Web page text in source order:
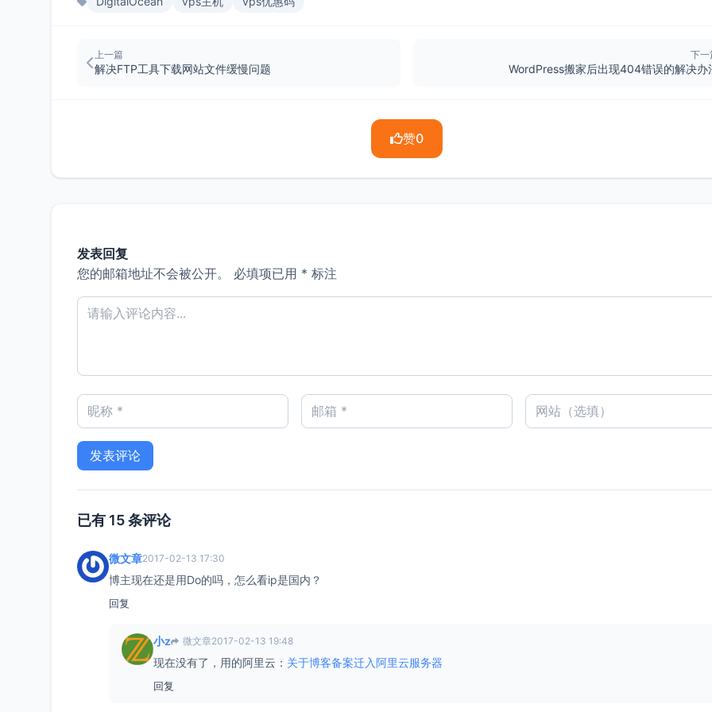
上一篇
解决FTP工具下载网站文件缓慢问题
下一
WordPress搬家后出现404错误的解决办
赞0
发表回复
您的邮箱地址不会被公开。
必填项已用 * 标注
已有 15 条评论
微文章2017-02-13 17:30
博主现在还是用Do的吗，怎么看ip是国内？
回复
小z 微文章2017-02-13 19:48
现在没有了，用的阿里云： 关于博客备案迁入阿里云服务器
回复